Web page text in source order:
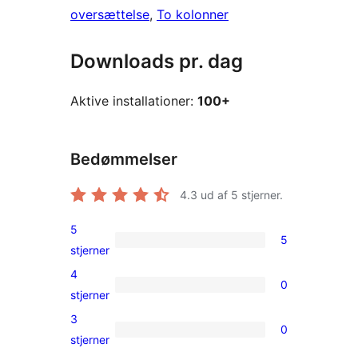
oversættelse, To kolonner
Downloads pr. dag
Aktive installationer: 100+
Bedømmelser
4.3 ud af 5 stjerner.
5
5-
stjernet
5
stjerner
5
0
4-
stjernet
4
stjerner
0
0
3
stjerner
0